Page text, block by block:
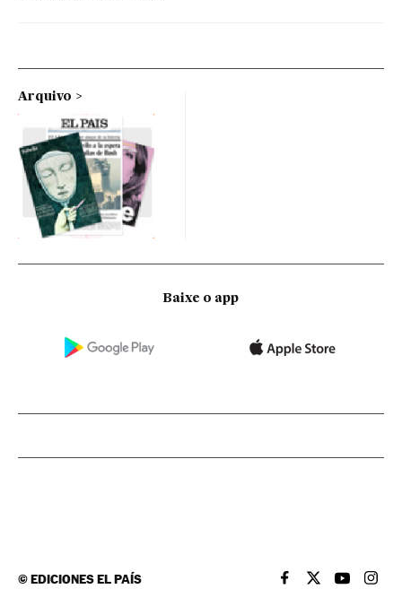
Arquivo
Baixe o app
©EDICIONES EL PAÍS EL PAÍS BRASIL EN
EL PAÍSEL PAÍS
EL